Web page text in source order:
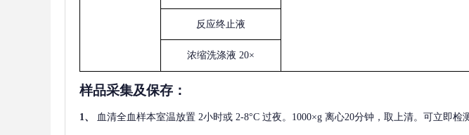
反应终止液
浓缩洗涤液 20×
样品采集及保存 ：
1、 血清全血样本室温放置 2小时或 2-8°C 过夜。1000×g 离心20分钟，取上清。可立即检